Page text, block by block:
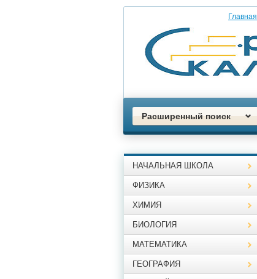
Главная
Расширенный поиск
НАЧАЛЬНАЯ ШКОЛА
ФИЗИКА
ХИМИЯ
БИОЛОГИЯ
МАТЕМАТИКА
ГЕОГРАФИЯ